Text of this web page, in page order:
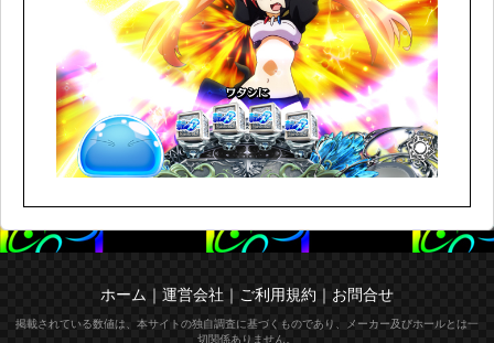
ホーム ｜ 運営会社 ｜ ご利用規約 ｜ お問合せ
掲載されている数値は、本サイトの独自調査に基づくものであり、メーカー及びホールとは一
切関係ありません。